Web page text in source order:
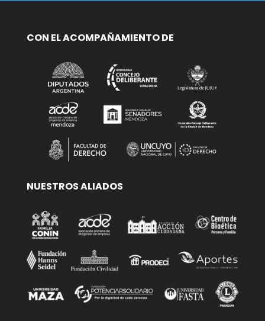
CON EL ACOMPAÑAMIENTO DE
NUESTROS ALIADOS